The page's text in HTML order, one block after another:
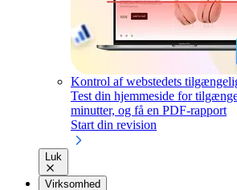
Kontrol af webstedets
Test din hjemmeside for
minutter, og få en PDF-rapport
Start din revision
Luk
Virksomhed